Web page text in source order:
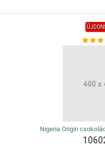
Nigeria Origin